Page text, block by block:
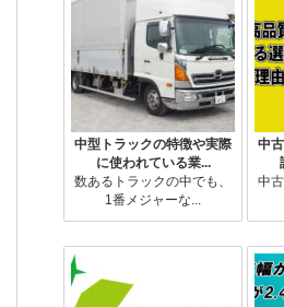
中型トラックの特徴や実際
に使われている業...
数あるトラックの中でも、
1番メジャーな...
中
中